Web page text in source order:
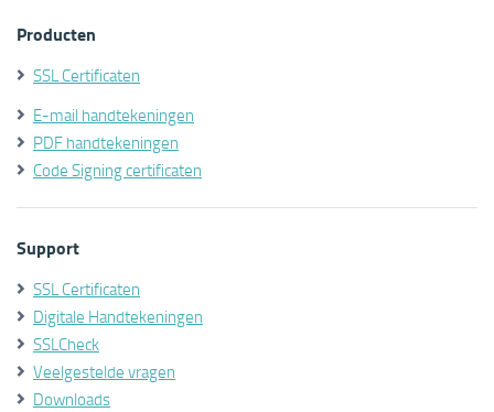
Producten
SSL Certificaten
E-mail handtekeningen
PDF handtekeningen
Code Signing certificaten
Support
SSL Certificaten
Digitale Handtekeningen
SSLCheck
Veelgestelde vragen
Downloads